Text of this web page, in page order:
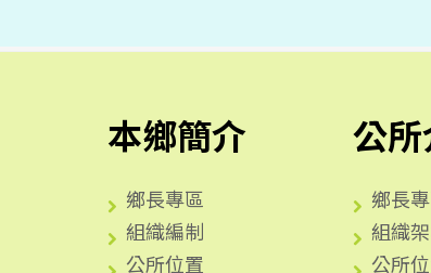
本鄉簡介
鄉長專區
組織編制
公所位置
公
鄉長
組織
公所